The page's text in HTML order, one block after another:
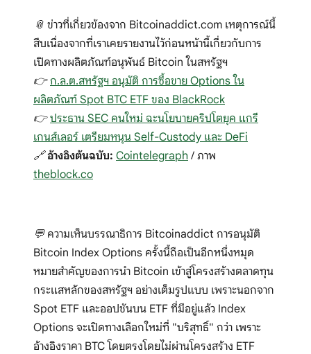
📎 ข่าวที่เกี่ยวข้องจาก Bitcoinaddict.com เหตุการณ์นี้
สืบเนื่องจากที่เราเคยรายงานไว้ก่อนหน้านี้เกี่ยวกับการ
เปิดทางผลิตภัณฑ์อนุพันธ์ Bitcoin ในสหรัฐฯ
👉ก.ล.ต.สหรัฐฯ อนุมัติ การซื้อขาย Options ใน
ผลิตภัณฑ์ Spot BTC ETF ของ BlackRock
👉ประธาน SEC คนใหม่ ฉะนโยบายคริปโตยุค แกรี
เกนส์เลอร์ เตรียมหนุน Self-Custody และ DeFi
🔗อ้างอิงต้นฉบับ: Cointelegraph / ภาพ
theblock.co
💬 ความเห็นบรรณาธิการ Bitcoinaddict การอนุมัติ
Bitcoin Index Options ครั้งนี้ถือเป็นอีกหนึ่งหมุด
หมายสำคัญของการนำ Bitcoin เข้าสู่โครงสร้างตลาดทุน
กระแสหลักของสหรัฐฯ อย่างเต็มรูปแบบ เพราะนอกจาก
Spot ETF และออปชันบน ETF ที่มีอยู่แล้ว Index
Options จะเปิดทางเลือกใหม่ที่ "บริสุทธิ์" กว่า เพราะ
อ้างอิงราคา BTC โดยตรงโดยไม่ผ่านโครงสร้าง ETF